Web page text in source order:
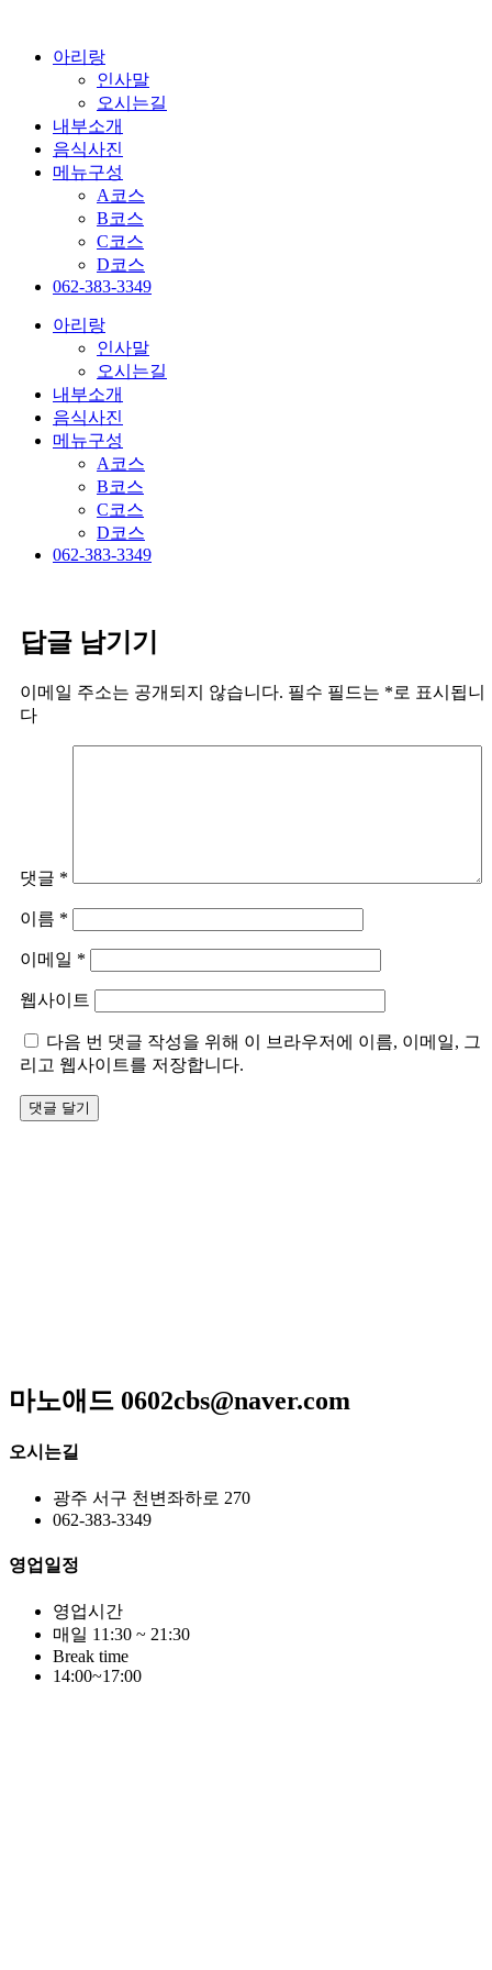
아리랑
인사말
오시는길
내부소개
음식사진
메뉴구성
A코스
B코스
C코스
D코스
062-383-3349
아리랑
인사말
오시는길
내부소개
음식사진
메뉴구성
A코스
B코스
C코스
D코스
062-383-3349
답글 남기기
이메일 주소는 공개되지 않습니다. 필수 필드는 *로 표시됩니
다
댓글 *
이름 *
이메일 *
웹사이트
다음 번 댓글 작성을 위해 이 브라우저에 이름, 이메일, 그
리고 웹사이트를 저장합니다.
마노애드 0602cbs@naver.com
오시는길
광주 서구 천변좌하로 270
062-383-3349
영업일정
영업시간
매일 11:30 ~ 21:30
Break time
14:00~17:00